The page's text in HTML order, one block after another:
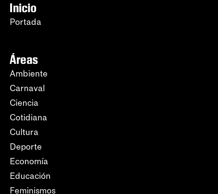
Inicio
Portada
Áreas
Ambiente
Carnaval
Ciencia
Cotidiana
Cultura
Deporte
Economía
Educación
Feminismos